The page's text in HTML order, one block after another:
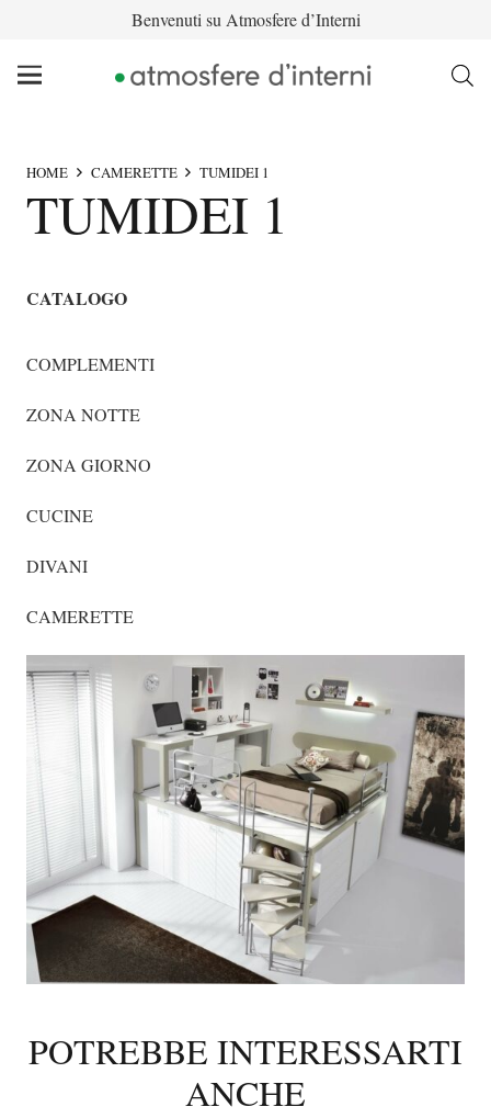
Benvenuti su Atmosfere d’Interni
HOME CAMERETTE TUMIDEI 1
TUMIDEI 1
CATALOGO
COMPLEMENTI
ZONA NOTTE
ZONA GIORNO
CUCINE
DIVANI
CAMERETTE
POTREBBE INTERESSARTI
ANCHE